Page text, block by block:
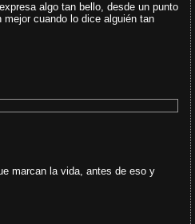
algo tan bello, desde un punto
cuando lo dice alguién tan
marcan la vida, antes de eso y